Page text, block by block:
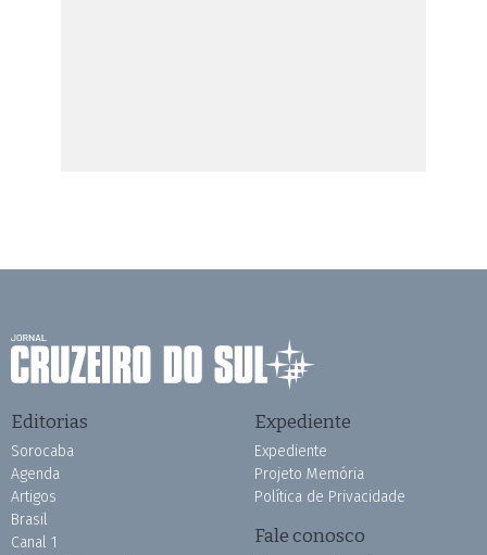
Editorias
Sorocaba
Agenda
Artigos
Brasil
Canal 1
Expediente
Expediente
Projeto Memória
Política de Privacidade
Fale conosco